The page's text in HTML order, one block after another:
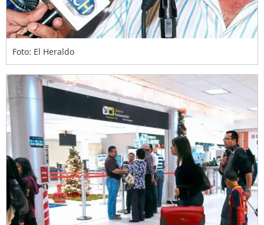
Foto: El Heraldo